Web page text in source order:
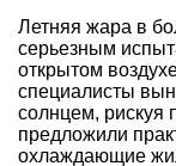
Летняя жара в
серьезным
открытом
специалисты
солнцем, рискуя
предложили
охлаждающие